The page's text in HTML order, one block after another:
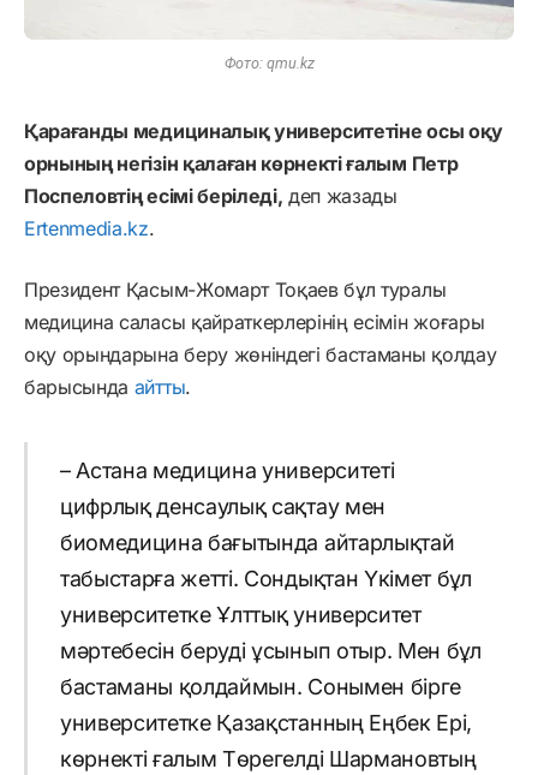
Фото: qmu.kz
Қарағанды медициналық университетіне осы оқу
орнының негізін қалаған көрнекті ғалым Петр
Поспеловтің есімі беріледі, деп жазады
Ertenmedia.kz.
Президент Қасым-Жомарт Тоқаев бұл туралы
медицина саласы қайраткерлерінің есімін жоғары
оқу орындарына беру жөніндегі бастаманы қолдау
барысында айтты.
– Астана медицина университеті
цифрлық денсаулық сақтау мен
биомедицина бағытында айтарлықтай
табыстарға жетті. Сондықтан Үкімет бұл
университетке Ұлттық университет
мәртебесін беруді ұсынып отыр. Мен бұл
бастаманы қолдаймын. Сонымен бірге
университетке Қазақстанның Еңбек Ері,
көрнекті ғалым Төрегелді Шармановтың